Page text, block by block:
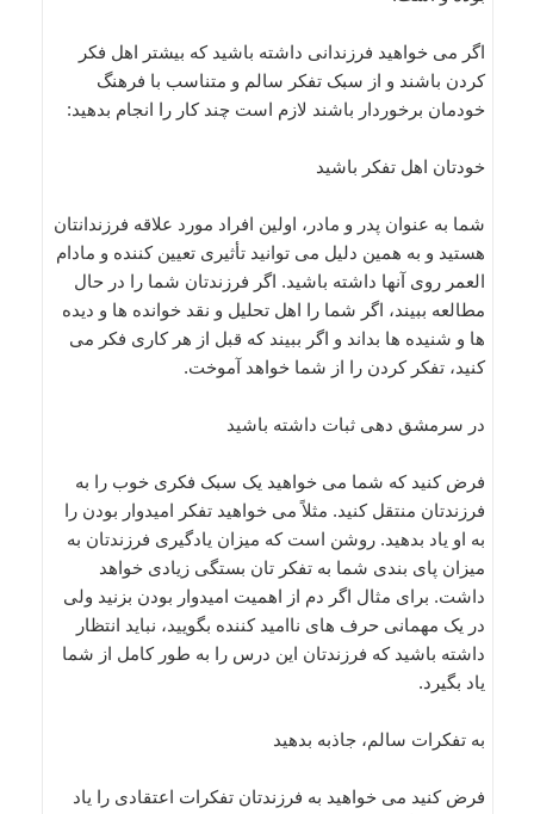
اگر می خواهید فرزندانی داشته باشید که بیشتر اهل فکر
کردن باشند و از سبک تفکر سالم و متناسب با فرهنگ
خودمان برخوردار باشند لازم است چند کار را انجام بدهید:
خودتان اهل تفکر باشید
شما به عنوان پدر و مادر، اولین افراد مورد علاقه فرزندانتان
هستید و به همین دلیل می توانید تأثیری تعیین کننده و مادام
العمر روی آنها داشته باشید. اگر فرزندتان شما را در حال
مطالعه ببیند، اگر شما را اهل تحلیل و نقد خوانده ها و دیده
ها و شنیده ها بداند و اگر ببیند که قبل از هر کاری فکر می
کنید، تفکر کردن را از شما خواهد آموخت.
در سرمشق دهی ثبات داشته باشید
فرض کنید که شما می خواهید یک سبک فکری خوب را به
فرزندتان منتقل کنید. مثلاً می خواهید تفکر امیدوار بودن را
به او یاد بدهید. روشن است که میزان یادگیری فرزندتان به
میزان پای بندی شما به تفکر تان بستگی زیادی خواهد
داشت. برای مثال اگر دم از اهمیت امیدوار بودن بزنید ولی
در یک مهمانی حرف های ناامید کننده بگویید، نباید انتظار
داشته باشید که فرزندتان این درس را به طور کامل از شما
یاد بگیرد.
به تفکرات سالم، جاذبه بدهید
فرض کنید می خواهید به فرزندتان تفکرات اعتقادی را یاد